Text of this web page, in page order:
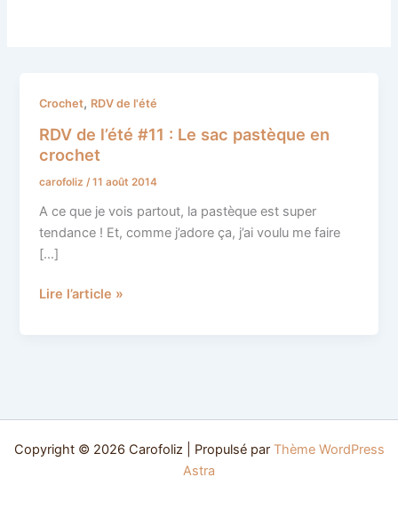
Crochet, RDV de l'été
RDV de l’été #11 : Le sac pastèque en
crochet
carofoliz /11 août 2014
A ce que je vois partout, la pastèque est super
tendance ! Et, comme j’adore ça, j’ai voulu me faire
[…]
RDV
l’été
#11
:
Le
sac
pastèque
crochet
Lire l’article »
Copyright © 2026 Carofoliz | Propulsé par Thème WordPress
Astra